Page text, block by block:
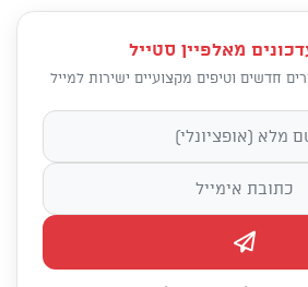
מאלפיין סטייל
חדשים וטיפים מקצועיים ישירות למייל